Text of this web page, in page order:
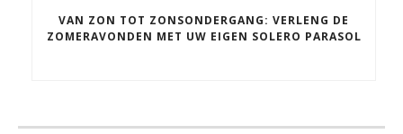
VAN ZON TOT ZONSONDERGANG: VERLENG DE
ZOMERAVONDEN MET UW EIGEN SOLERO PARASOL